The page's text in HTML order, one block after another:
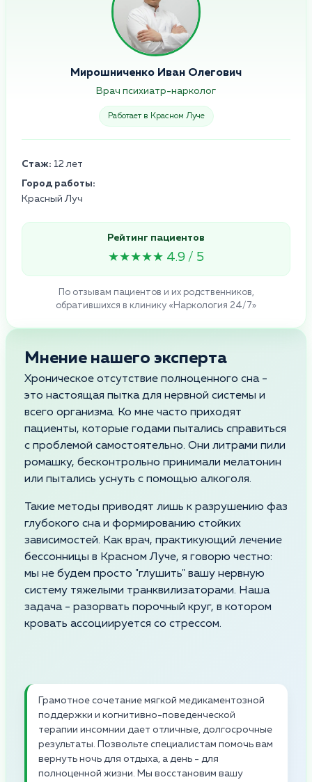
Мирошниченко Иван Олегович
Врач психиатр-нарколог
Работает в Красном Луче
Стаж: 12 лет
Город работы:
Красный Луч
Рейтинг пациентов
★★★★★ 4.9 / 5
По отзывам пациентов и их родственников,
обратившихся в клинику «Наркология 24/7»
Мнение нашего эксперта
Хроническое отсутствие полноценного сна -
это настоящая пытка для нервной системы и
всего организма. Ко мне часто приходят
пациенты, которые годами пытались справиться
с проблемой самостоятельно. Они литрами пили
ромашку, бесконтрольно принимали мелатонин
или пытались уснуть с помощью алкоголя.
Такие методы приводят лишь к разрушению фаз
глубокого сна и формированию стойких
зависимостей. Как врач, практикующий лечение
бессонницы в Красном Луче, я говорю честно:
мы не будем просто "глушить" вашу нервную
систему тяжелыми транквилизаторами. Наша
задача - разорвать порочный круг, в котором
кровать ассоциируется со стрессом.
Грамотное сочетание мягкой медикаментозной
поддержки и когнитивно-поведенческой
терапии инсомнии дает отличные, долгосрочные
результаты. Позвольте специалистам помочь вам
вернуть ночь для отдыха, а день - для
полноценной жизни. Мы восстановим вашу